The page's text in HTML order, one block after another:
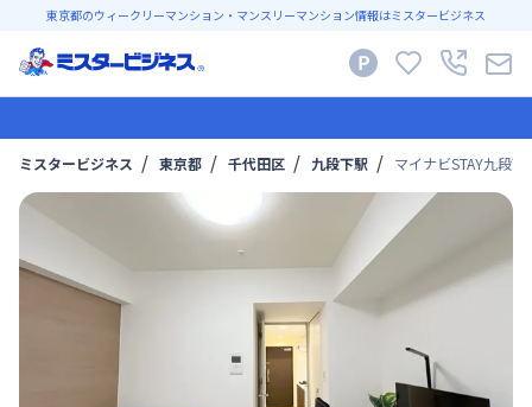
東京都のウィークリーマンション・マンスリーマンション情報はミスタービジネス
ミスタービジネス 東京都 千代田区 九段下駅 マイナビSTAY九段下